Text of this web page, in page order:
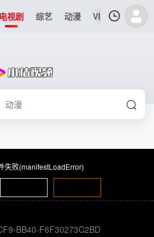
电视剧 综艺 动漫 VIP专区 今日
清空
失败(manifestLoadError)
BB40-F6F30273C2BD